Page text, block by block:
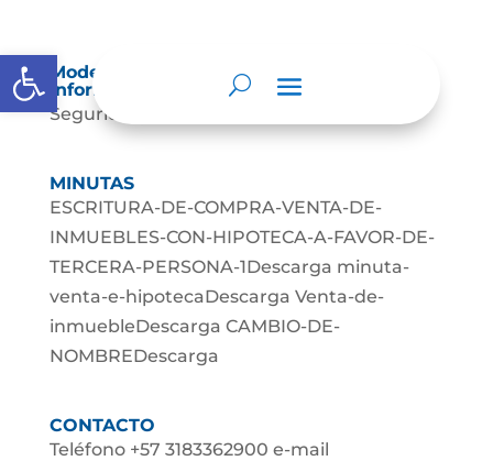
Abrir barra de herramientas
Modelo de Seguridad y Privacidad de la
Información (MSPI)
Seguridad Paginas Web...
MINUTAS
ESCRITURA-DE-COMPRA-VENTA-DE-
INMUEBLES-CON-HIPOTECA-A-FAVOR-DE-
TERCERA-PERSONA-1Descarga minuta-
venta-e-hipotecaDescarga Venta-de-
inmuebleDescarga CAMBIO-DE-
NOMBREDescarga
CONTACTO
Teléfono +57 3183362900 e-mail